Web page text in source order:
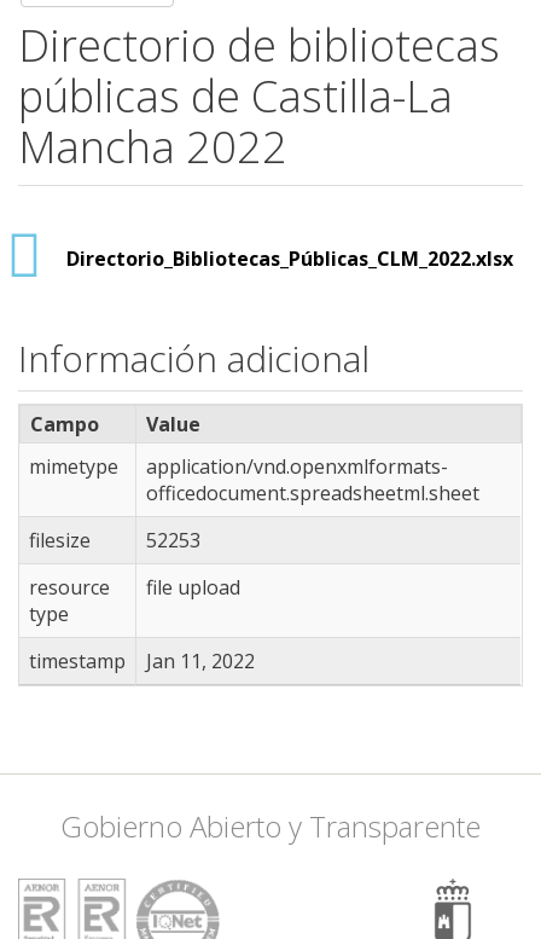
Directorio de bibliotecas
públicas de Castilla-La
Mancha 2022
Directorio_Bibliotecas_Públicas_CLM_2022.xlsx
Información adicional
Campo
Value
mimetype
application/vnd.openxmlformats-
officedocument.spreadsheetml.sheet
filesize
52253
resource
type
file upload
timestamp Jan 11, 2022
Gobierno Abierto y Transparente